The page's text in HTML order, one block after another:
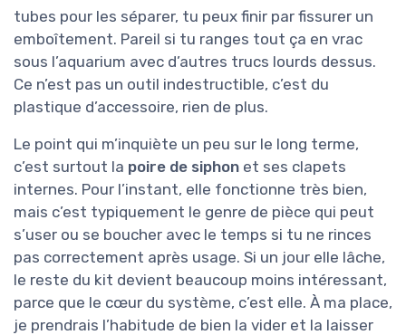
tubes pour les séparer, tu peux finir par fissurer un
emboîtement. Pareil si tu ranges tout ça en vrac
sous l’aquarium avec d’autres trucs lourds dessus.
Ce n’est pas un outil indestructible, c’est du
plastique d’accessoire, rien de plus.
Le point qui m’inquiète un peu sur le long terme,
c’est surtout la poire de siphon et ses clapets
internes. Pour l’instant, elle fonctionne très bien,
mais c’est typiquement le genre de pièce qui peut
s’user ou se boucher avec le temps si tu ne rinces
pas correctement après usage. Si un jour elle lâche,
le reste du kit devient beaucoup moins intéressant,
parce que le cœur du système, c’est elle. À ma place,
je prendrais l’habitude de bien la vider et la laisser